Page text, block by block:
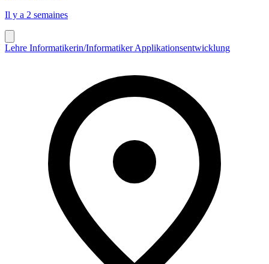
Il y a 2 semaines
Lehre Informatikerin/Informatiker Applikationsentwicklung